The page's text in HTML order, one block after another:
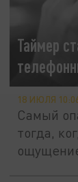
Таймер
18 ИЮЛЯ
Самый
тогда,